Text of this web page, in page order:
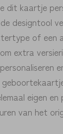
dit kaartje
designtool
of een
extra
eigen en
van het